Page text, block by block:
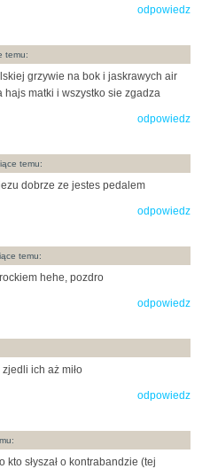
odpowiedz
temu:
grzywie na bok i jaskrawych air
hajs matki i wszystko sie zgadza
odpowiedz
temu:
dobrze ze jestes pedalem
odpowiedz
temu:
hehe, pozdro
odpowiedz
ich aż miło
odpowiedz
kto słyszał o kontrabandzie (tej